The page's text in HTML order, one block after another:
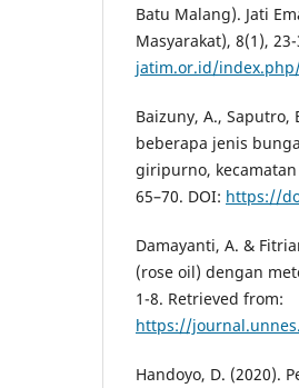
Batu Malang). Jati
Masyarakat), 8(1),
jatim.or.id/
Baizuny, A., Saputro,
beberapa jenis
giripurno, kecamatan
65–70. DOI: https://
Damayanti, A. &
(rose oil) dengan
1-8. Retrieved from:
https://
Handoyo, D. (2020).